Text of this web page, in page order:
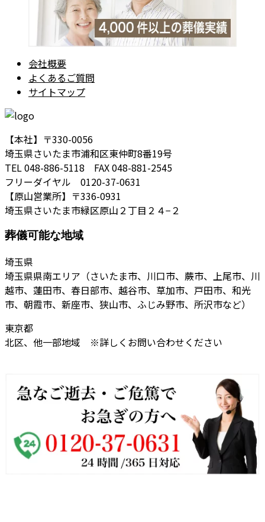
会社概要
よくあるご質問
サイトマップ
【本社】〒330-0056
埼玉県さいたま市浦和区東仲町8番19号
TEL 048-886-5118 FAX 048-881-2545
フリーダイヤル 0120-37-0631
【原山営業所】〒336-0931
埼玉県さいたま市緑区原山２丁目２４−２
葬儀可能な地域
埼玉県
埼玉県県南エリア（さいたま市、川口市、蕨市、上尾市、川
越市、蓮田市、春日部市、越谷市、草加市、戸田市、和光
市、朝霞市、新座市、狭山市、ふじみ野市、所沢市など）
東京都
北区、他一部地域 ※詳しくお問い合わせください